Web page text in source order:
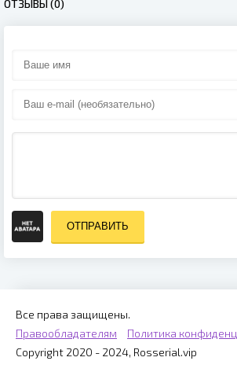
ОТЗЫВЫ (0)
ОТПРАВИТЬ
Все права защищены.
Правообладателям
Политика
Copyright 2020 - 2024, Rosserial.vip